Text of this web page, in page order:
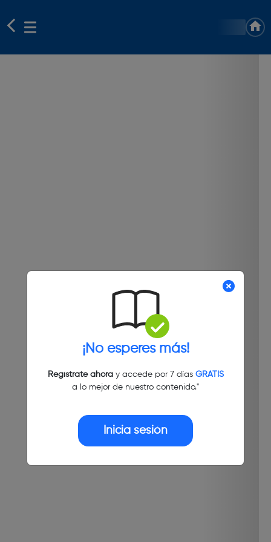
¡No esperes más!
Regístrate ahoray accede por 7 días GRATIS
a lo mejor de nuestro contenido."
Inicia sesión